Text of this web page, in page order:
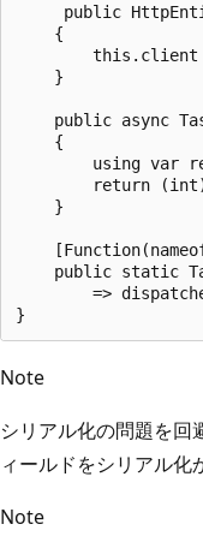
public
    {
this.client
    }
public async
    {
using var
return
    }
public static
=>
Note
シリアル化の問題を回
ィールドをシリアル化
Note